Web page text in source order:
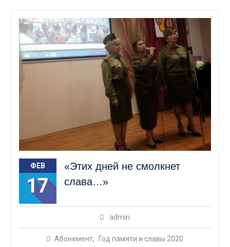
ФЕВ
17
«Этих дней не смолкнет
слава…»
admin
Абонемент,
Год памяти и славы 2020